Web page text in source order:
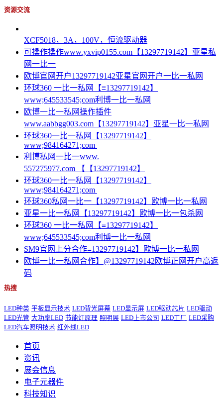
资源交流
XCF5018，3A，100V，恒流驱动器
可操作操作www.yxvip0155.com【13297719142】亚星私
网一比一
欧博官网开户13297719142亚星官网开户一比一私网
环球360 一比一私网【≡13297719142】
www;645533545;com利博一比一私网
欧博一比一私网操作插件
www.aabbgg003.com【13297719142】亚星一比一私网
环球360一比一私网【13297719142】
www;984164271;com
利博私网一比一www.
557275977.com 【【13297719142】
环球360一比一私网【13297719142】
www;984164271;com
环球360私网一比一【13297719142】欧博一比一私网
亚星一比一私网【13297719142】欧博一比一包杀网
环球360 一比一私网【≡13297719142】
www;645533545;com利博一比一私网
SM9官网上分合作≡13297719142】欧博一比一私网
欧博一比一私网合作】@13297719142欧博正网开户高返
码
热搜
LED种类 平板显示技术 LED背光屏幕 LED显示屏 LED驱动芯片 LED驱动
LED光管 大功率LED 节能灯原理 照明展 LED上市公司 LED工厂
LED采购
LED汽车照明技术 红外线LED
首页
资讯
展会信息
电子元器件
科技知识